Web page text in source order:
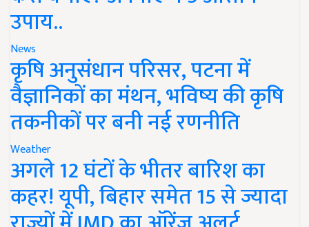
उपाय..
News
कृषि अनुसंधान परिसर, पटना में
वैज्ञानिकों का मंथन, भविष्य की कृषि
तकनीकों पर बनी नई रणनीति
Weather
अगले 12 घंटों के भीतर बारिश का
कहर! यूपी, बिहार समेत 15 से ज्यादा